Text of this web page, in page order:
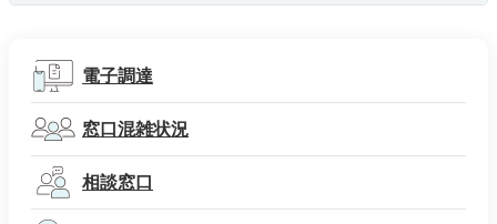
電子調達
窓口混雑状況
相談窓口